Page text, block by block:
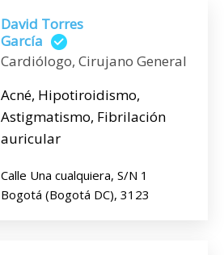
David Torres
García
Cardiólogo, Cirujano General
Acné, Hipotiroidismo,
Astigmatismo, Fibrilación
auricular
Calle Una cualquiera, S/N 1
Bogotá (Bogotá DC), 3123